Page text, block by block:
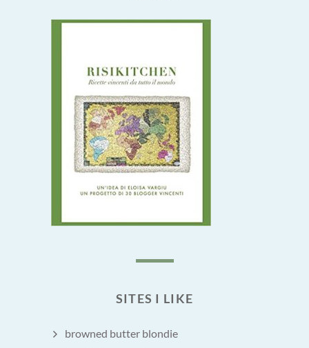
SITES I LIKE
browned butter blondie